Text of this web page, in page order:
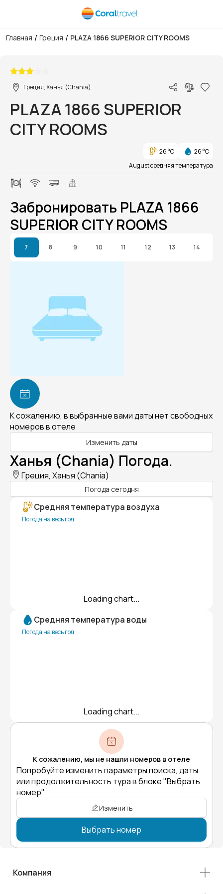
Главная / Греция / PLAZA 1866 SUPERIOR CITY ROOMS
Греция, Ханья (Chania)
PLAZA 1866 SUPERIOR
CITY ROOMS
26 °C
26 °C
August средняя температура
Забронировать PLAZA 1866
SUPERIOR CITY ROOMS
7 8 9 10 11 12 13 14
К сожалению, в выбранные вами даты нет свободных
номеров в отеле
Изменить даты
Ханья (Chania) Погода.
Греция, Ханья (Chania)
Погода сегодня
Средняя температура воздуха
Погода на весь год
Loading chart...
Средняя температура воды
Погода на весь год
Loading chart...
К сожалению, мы не нашли номеров в отеле
Попробуйте изменить параметры поиска, даты
или продолжительность тура в блоке "Выбрать
номер"
Изменить
Выбрать номер
Компания